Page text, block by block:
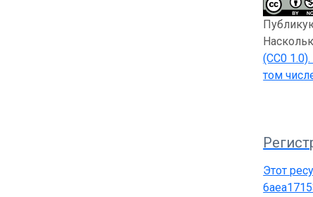
(CC0 1.0)
том
Этот